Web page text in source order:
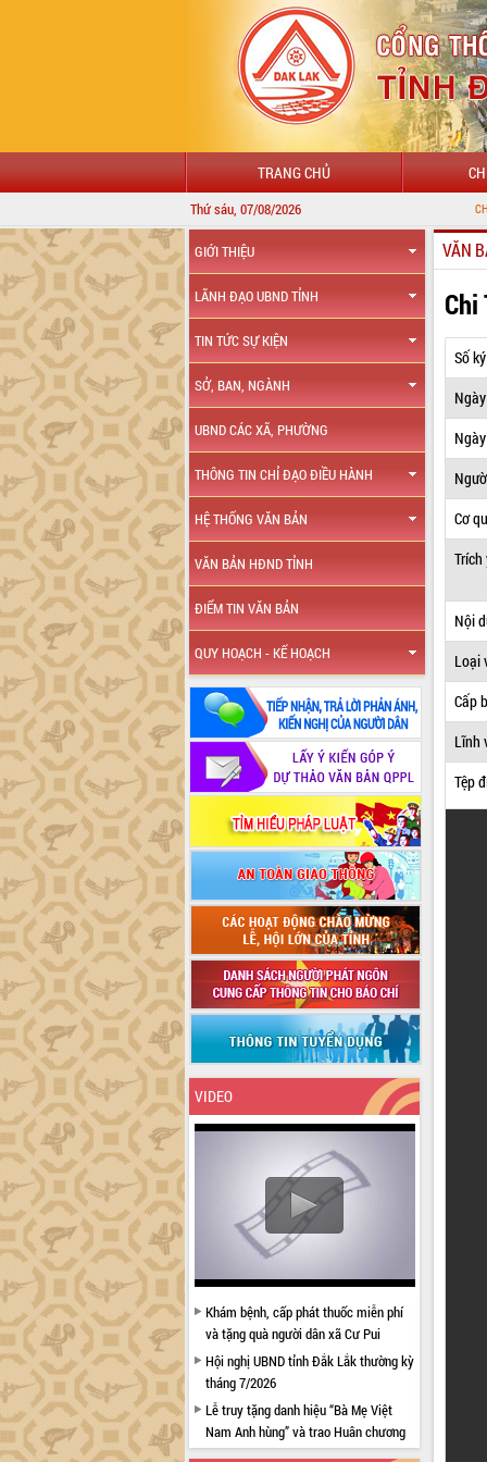
TRANG CHỦ
Thứ sáu, 07/08/2026 CHÀO MỪNG
GIỚI THIỆU
LÃNH ĐẠO UBND TỈNH
TIN TỨC SỰ KIỆN
SỞ, BAN, NGÀNH
UBND CÁC XÃ, PHƯỜNG
THÔNG TIN CHỈ ĐẠO ĐIỀU HÀNH
HỆ THỐNG VĂN BẢN
VĂN BẢN HĐND TỈNH
ĐIỂM TIN VĂN BẢN
QUY HOẠCH - KẾ HOẠCH
VIDEO
Khám bệnh, cấp phát thuốc miễn phí
và tặng quà người dân xã Cư Pui
Hội nghị UBND tỉnh Đắk Lắk thường kỳ
tháng 7/2026
Lễ truy tặng danh hiệu “Bà Mẹ Việt
Nam Anh hùng” và trao Huân chương
Lao động
VĂN
Chi
Số
Cơ
Trích
Nội
Loại
Cấp
Lĩnh
Tệp